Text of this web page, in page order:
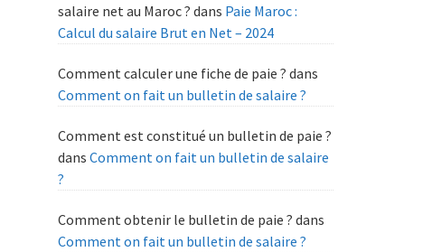
salaire net au Maroc ? dans Paie Maroc :
Calcul du salaire Brut en Net – 2024
Comment calculer une fiche de paie ? dans
Comment on fait un bulletin de salaire ?
Comment est constitué un bulletin de paie ?
dansComment on fait un bulletin de salaire
?
Comment obtenir le bulletin de paie ? dans
Comment on fait un bulletin de salaire ?